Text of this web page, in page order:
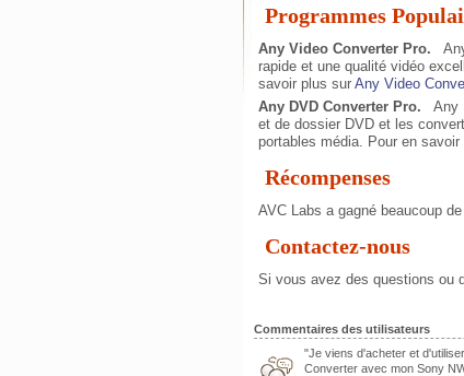
Programmes
Any Video Converter Pro.
rapide et une qualité vidéo
savoir plus sur Any Video
Any DVD Converter Pro. Any
et de dossier DVD et les
portables média. Pour en savoir
Récompenses
AVC Labs a gagné beaucoup
Contactez-nous
Si vous avez des questions ou
Commentaires des utilisateurs
"Je viens d'acheter et
Converter avec mon Sony